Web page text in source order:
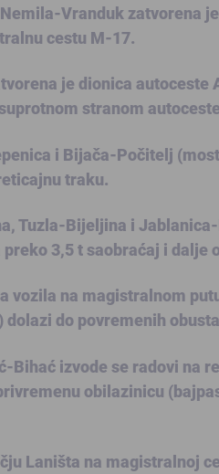
Vranduk zatvorena
cestu M-17.
je dionica autoceste
stranom
i Bijača-Počitelj
traku.
Tuzla-Bijeljina i
3,5 t saobraćaj i dalje
vozila na magistralnom
do povremenih
izvode se radovi na
obilazinicu
Laništa na magistralnoj